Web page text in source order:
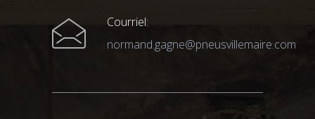
Courriel:
normand.gagne@pneusvillemaire.com